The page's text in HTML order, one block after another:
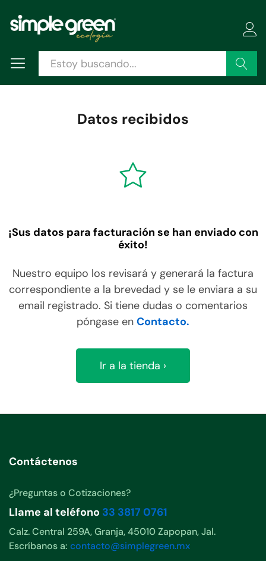
Buscar
Datos recibidos
¡Sus datos para facturación se han enviado con
éxito!
Nuestro equipo los revisará y generará la factura
correspondiente a la brevedad y se le enviara a su
email registrado. Si tiene dudas o comentarios
póngase en Contacto.
Ir a la tienda ›
Contáctenos
¿Preguntas o Cotizaciones?
Llame al teléfono 33 3817 0761
Calz. Central 259A, Granja, 45010 Zapopan, Jal.
Escríbanos a: contacto@simplegreen.mx